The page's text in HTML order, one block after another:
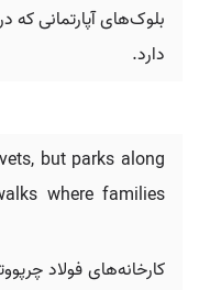
بلوک‌های آپارتمانی که
دارد.
but parks along
where families
کارخانه‌های فولاد